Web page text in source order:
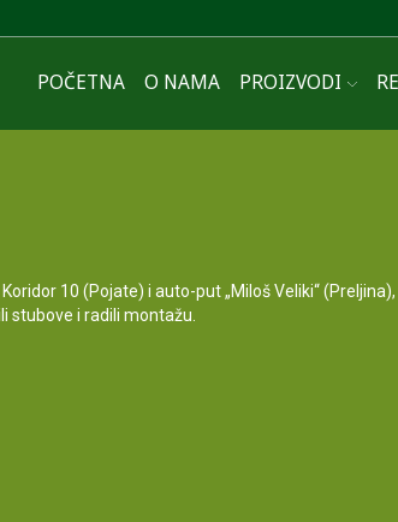
POČETNA O NAMA PROIZVODI
10 (Pojate) i auto-put „Miloš Veliki“
stubove i radili montažu.